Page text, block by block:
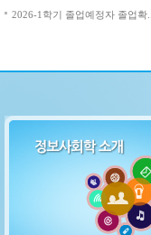
2026-1학기 졸업예정자 졸업확...